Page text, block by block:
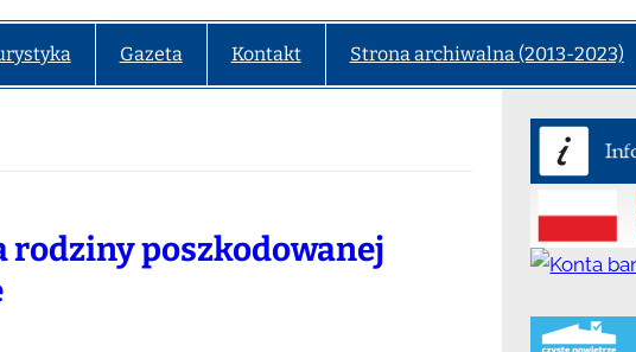
Gazeta Kontakt Strona archiwalna (2013-2023)
rodziny poszkodowanej